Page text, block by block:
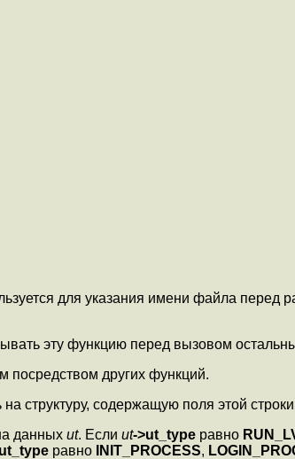
для указания имени файла перед
эту функцию перед вызовом
посредством других функций.
структуру, содержащую поля этой
данных ut. Если ut->ut_type равно
равно INIT_PROCESS,